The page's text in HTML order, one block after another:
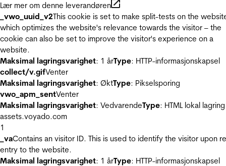
Lær mer om denne leverandøren
_vwo_uuid_v2This cookie is set to make split-tests on the
which optimizes the website's relevance towards the visitor – the
cookie can also be set to improve the visitor's experience on a
website.
Maksimal lagringsvarighet: 1 årType: HTTP-informasjonskapsel
collect/v.gifVenter
Maksimal lagringsvarighet: ØktType: Pikselsporing
vwo_apm_sentVenter
Maksimal lagringsvarighet: VedvarendeType: HTML lokal lagring
assets.voyado.com
1
_vaContains an visitor ID. This is used to identify the visitor upon
entry to the website.
Maksimal lagringsvarighet: 1 årType: HTTP-informasjonskapsel